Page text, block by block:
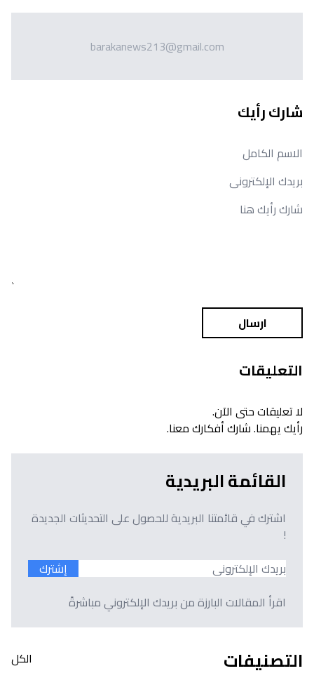
barakanews213@gmail.com
شارك رأيك
ارسال
التعليقات
لا تعليقات حتى الآن.
رأيك يهمنا. شارك أفكارك معنا.
القائمة البريدية
اشترك في قائمتنا البريدية للحصول على التحديثات الجديدة
!
إشترك
اقرأ المقالات البارزة من بريدك الإلكتروني مباشرةً
التصنيفات الكل